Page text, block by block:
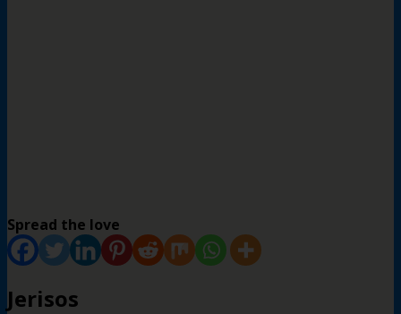
Spread the love
Jerisos